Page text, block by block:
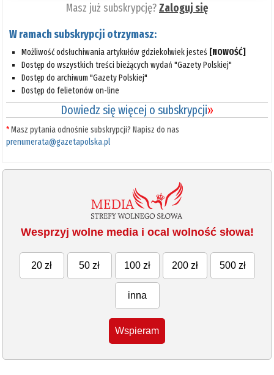
Masz już subskrypcję?Zaloguj się
W ramach subskrypcji otrzymasz:
Możliwość odsłuchiwania artykułów gdziekolwiek jesteś [NOWOŚĆ]
Dostęp do wszystkich treści bieżących wydań "Gazety Polskiej"
Dostęp do archiwum "Gazety Polskiej"
Dostęp do felietonów on-line
Dowiedz się więcej o subskrypcji»
*Masz pytania odnośnie subskrypcji? Napisz do nas
prenumerata@gazetapolska.pl
Wesprzyj wolne media i ocal wolność słowa!
20 zł 50 zł 100 zł 200 zł 500 zł
inna
Wspieram